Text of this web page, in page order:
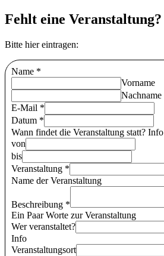
Fehlt eine Veranstaltung?
Bitte hier eintragen:
Name *
Vorname
Nachname
E-Mail *
Datum *
Wann findet die Veranstaltung statt? Info
von
bis
Veranstaltung *
Name der Veranstaltung
Beschreibung *
Ein Paar Worte zur Veranstaltung
Wer veranstaltet?
Info
Veranstaltungsort